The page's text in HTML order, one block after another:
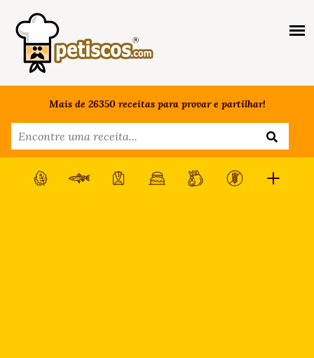
Mais de 26350 receitas para provar e partilhar!